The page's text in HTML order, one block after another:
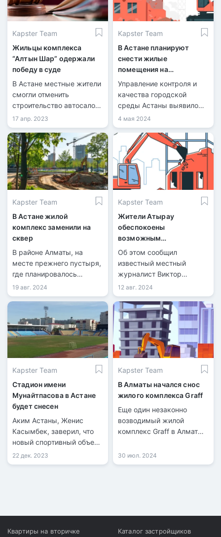
Kapster Team
Жильцы комплекса
“Алтын Шар” одержали
победу в суде
В Астане местные жители
смогли отменить
строительство автосалона
рядом с ЖК "Алтын шар".
По информации партии
зеленых "Байтак", на его
месте планируется
построить сквер.
17 апр. 2023
Kapster Team
В Астане планируют
снести жилые
помещения на
техническом этаже
Управление контроля и
качества городской
среды Астаны выявило
нарушения в жилом
комплексе на
пересечении шоссе
Қорғалжын и улицы E127
в районе Нура.
4 мая 2024
Kapster Team
В Астане жилой
комплекс заменили на
сквер
В районе Алматы, на
месте прежнего пустыря,
где планировалось
строительство жилого
комплекса, появился
новый сквер, сообщает
официальный сайт
акимата Астаны.
19 авг. 2024
Kapster Team
Жители Атырау
обеспокоены
возможным
строительством жилых
комплексов на месте
колледжа и школы
Об этом сообщил
известный местный
журналист Виктор
Сутягин на своей
странице.
12 авг. 2024
Kapster Team
Стадион имени
Мунайтпасова в Астане
будет снесен
Аким Астаны, Женис
Касымбек, заверил, что
новый спортивный объект
на месте стадиона имени
Кажымукана
22 дек. 2023
Kapster Team
В Алматы начался снос
жилого комплекса Graff
Еще один незаконно
возводимый жилой
комплекс Graff в Алматы
решению суда.
Строительство объекта
30 июл. 2024
Квартиры на вторичке Каталог застройщиков